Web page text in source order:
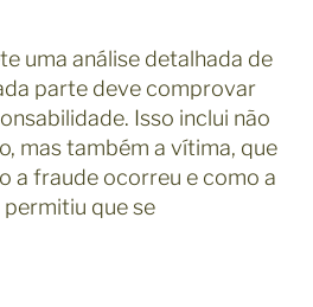
uma análise detalhada de
parte deve comprovar
Isso inclui não
mas também a vítima, que
a fraude ocorreu e como a
que se